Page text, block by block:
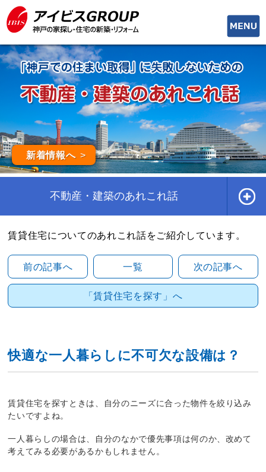
toggle
新着情報へ
不動産・建築のあれこれ話
賃貸住宅についてのあれこれ話をご紹介しています。
前の記事へ 一覧 次の記事へ
「賃貸住宅を探す」へ
快適な一人暮らしに不可欠な設備は？
賃貸住宅を探すときは、自分のニーズに合った物件を絞り込み
たいですよね。
一人暮らしの場合は、自分のなかで優先事項は何のか、改めて
考えてみる必要があるかもしれません。